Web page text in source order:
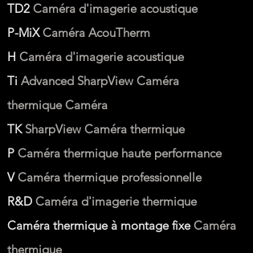
TD2 Caméra d'imagerie acoustique
P-MiXCaméra AcouTherm
H Caméra d'imagerie acoustique
Ti Advanced SharpView Caméra
thermique Caméra
TK SharpView Caméra thermique
P Caméra thermique haute performance
VCaméra thermique professionnelle
R&D Caméra d'imagerie thermique
Caméra thermique à montage fixeCaméra
thermique